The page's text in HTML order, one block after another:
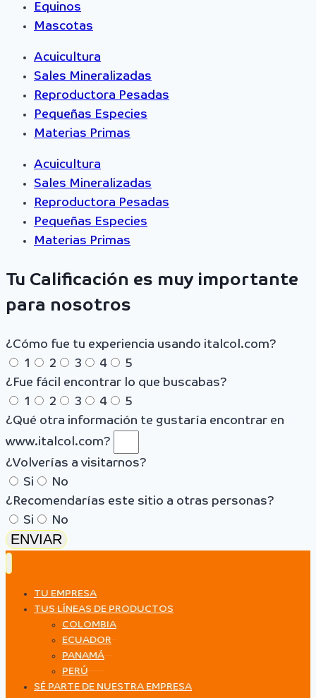
Equinos
Mascotas
Acuicultura
Sales Mineralizadas
Reproductora Pesadas
Pequeñas Especies
Materias Primas
Acuicultura
Sales Mineralizadas
Reproductora Pesadas
Pequeñas Especies
Materias Primas
Tu Calificación es muy importante
para nosotros
¿Cómo fue tu experiencia usando italcol.com?
1
2 3 4
5
¿Fue fácil encontrar lo que buscabas?
1
2 3 4
5
¿Qué otra información te gustaría encontrar en
www.italcol.com?
¿Volverías a visitarnos?
Si
No
¿Recomendarías este sitio a otras personas?
Si
No
ENVIAR
TU EMPRESA
TUS LÍNEAS DE PRODUCTOS
COLOMBIA
ECUADOR
PANAMÁ
PERÚ
SÉ PARTE DE NUESTRA EMPRESA